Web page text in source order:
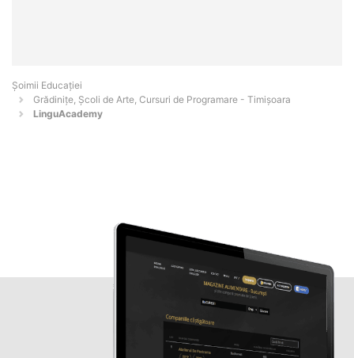
Șoimii Educației
Grădinițe, Școli de Arte, Cursuri de Programare - Timişoara
LinguAcademy